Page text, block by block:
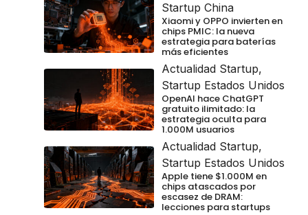
Startup China
Xiaomi y OPPO invierten en
chips PMIC: la nueva
estrategia para baterías
más eficientes
Actualidad Startup,
Startup Estados Unidos
OpenAI hace ChatGPT
gratuito ilimitado: la
estrategia oculta para
1.000M usuarios
Actualidad Startup,
Startup Estados Unidos
Apple tiene $1.000M en
chips atascados por
escasez de DRAM:
lecciones para startups